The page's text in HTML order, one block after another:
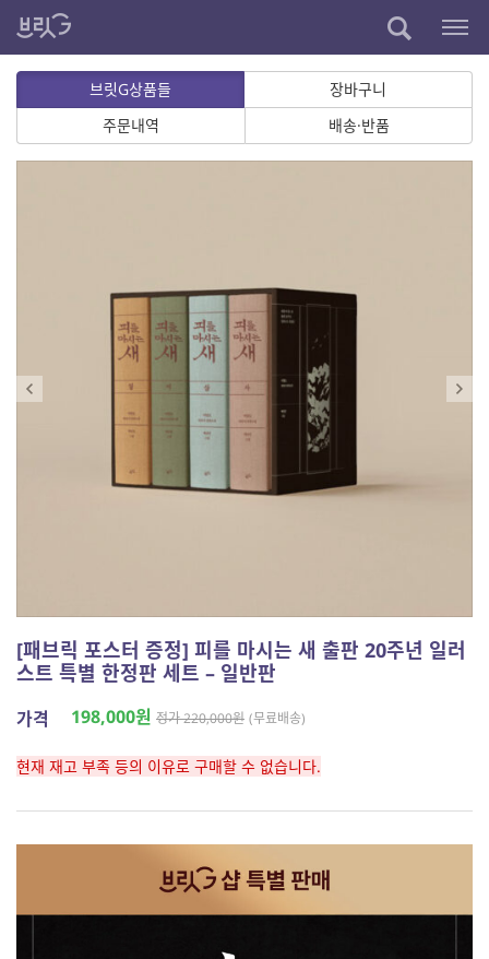
브릿G상품들
장바구니
주문내역
배송·반품
[패브릭 포스터 증정] 피를 마시는 새 출판 20주년 일러
스트 특별 한정판 세트 – 일반판
가격 198,000원 정가 220,000원 (무료배송)
현재 재고 부족 등의 이유로 구매할 수 없습니다.